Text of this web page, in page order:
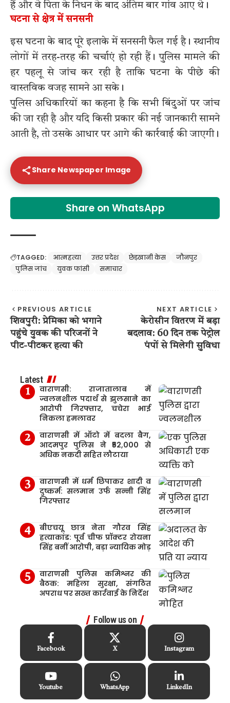
हैं और वे पिता के निधन के बाद अंतिम बार गांव आए थे।
घटना से क्षेत्र में सनसनी
इस घटना के बाद पूरे इलाके में सनसनी फैल गई है। स्थानीय
लोगों में तरह-तरह की चर्चाएं हो रही हैं। पुलिस मामले की
हर पहलू से जांच कर रही है ताकि घटना के पीछे की
वास्तविक वजह सामने आ सके।
पुलिस अधिकारियों का कहना है कि सभी बिंदुओं पर जांच
की जा रही है और यदि किसी प्रकार की नई जानकारी सामने
आती है, तो उसके आधार पर आगे की कार्रवाई की जाएगी।
Share Newspaper Image
Share on WhatsApp
TAGGED: आत्महत्या उत्तर प्रदेश छेड़खानी केस
जौनपुर
पुलिस जांच
युवक फांसी समाचार
PREVIOUS ARTICLE
शिवपुरी: प्रेमिका को भगाने
पहुंचे युवक की परिजनों ने
पीट-पीटकर हत्या की
NEXT ARTICLE
केरोसीन वितरण में बड़ा
बदलाव: 60 दिन तक पेट्रोल
पंपों से मिलेगी सुविधा
Latest
वाराणसी: राजातालाब में
ज्वलनशील पदार्थ से झुलसाने का
आरोपी गिरफ्तार, चचेरा भाई
निकला हमलावर
वाराणसी में ऑटो में बदला बैग,
आदमपुर पुलिस ने ₹52,000 से
अधिक नकदी सहित लौटाया
वाराणसी में धर्म छिपाकर शादी व
दुष्कर्म: सलमान उर्फ सन्नी सिंह
गिरफ्तार
बीएचयू छात्र नेता गौरव सिंह
हत्याकांड: पूर्व चीफ प्रॉक्टर रोयना
सिंह बनीं आरोपी, बड़ा न्यायिक मोड़
वाराणसी पुलिस कमिश्नर की
बैठक: महिला सुरक्षा, संगठित
अपराध पर सख्त कार्रवाई के निर्देश
Follow us on
Facebook X Instagram
Youtube WhatsApp LinkedIn